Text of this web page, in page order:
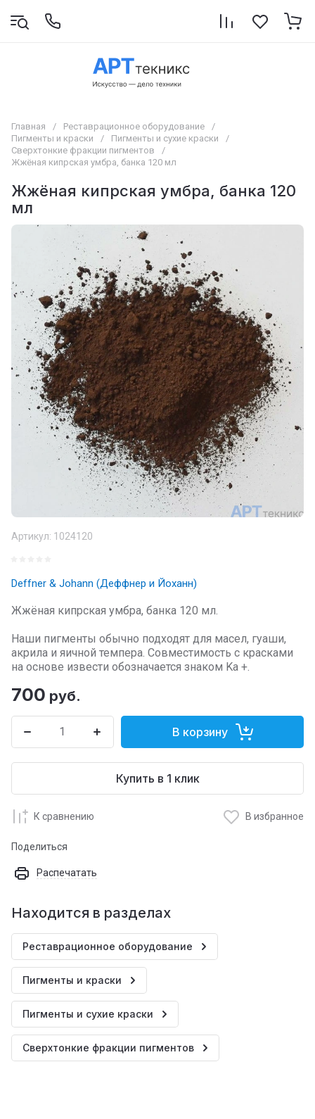
Главная / Реставрационное оборудование
/
Пигменты и краски
/ Пигменты и сухие краски
/
Сверхтонкие фракции пигментов
/
Жжёная кипрская умбра, банка 120 мл
Жжёная кипрская умбра, банка 120
мл
Артикул: 1024120
Deffner & Johann (Деффнер и Йоханн)
Жжёная кипрская умбра, банка 120 мл.
Наши пигменты обычно подходят для масел, гуаши,
акрила и яичной темпера. Совместимость с красками
на основе извести обозначается знаком Ka +.
700 руб.
В корзину
Купить в 1 клик
К сравнению В избранное
Поделиться
Распечатать
Находится в разделах
Реставрационное оборудование
Пигменты и краски
Пигменты и сухие краски
Сверхтонкие фракции пигментов